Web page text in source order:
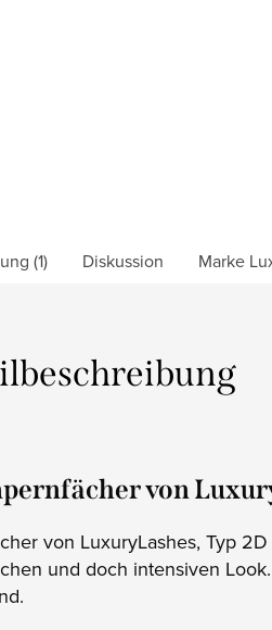
(1) Diskussion Marke
von
von LuxuryLashes, Typ
und doch intensiven